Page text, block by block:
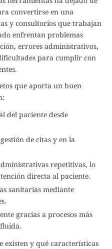
convertirse en una
y consultorios que trabajan
enfrentan problemas
errores administrativos,
para cumplir con
que aporta un buen
del paciente desde
de citas y en la
repetitivas, lo
directa al paciente.
sanitarias mediante
gracias a procesos más
existen y qué características